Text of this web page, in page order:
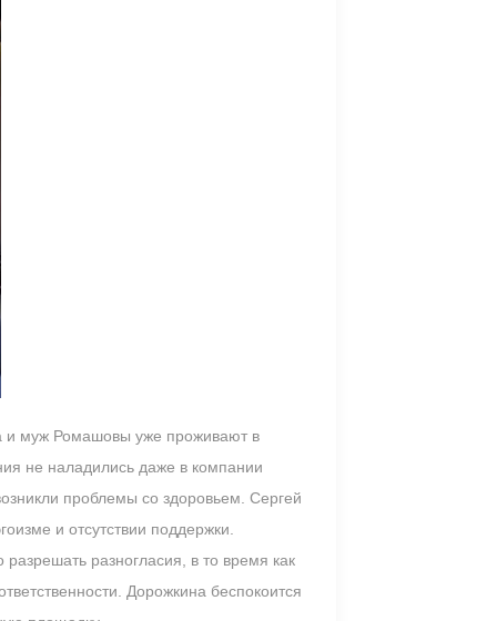
и муж Ромашовы уже проживают в
не наладились даже в компании
проблемы со здоровьем. Сергей
и отсутствии поддержки.
разногласия, в то время как
Дорожкина беспокоится